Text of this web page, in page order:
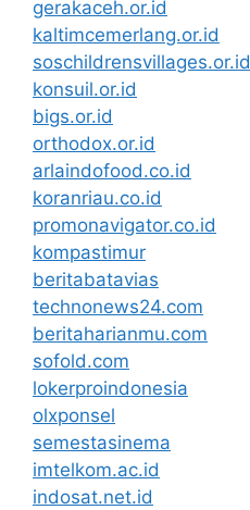
gerakaceh.or.id
kaltimcemerlang.or.id
soschildrensvillages.or.id
konsuil.or.id
bigs.or.id
orthodox.or.id
arlaindofood.co.id
koranriau.co.id
promonavigator.co.id
kompastimur
beritabatavias
technonews24.com
beritaharianmu.com
sofold.com
lokerproindonesia
olxponsel
semestasinema
imtelkom.ac.id
indosat.net.id